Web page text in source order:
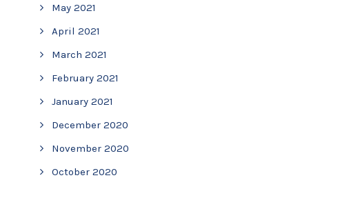
May 2021
April 2021
March 2021
February 2021
January 2021
December 2020
November 2020
October 2020